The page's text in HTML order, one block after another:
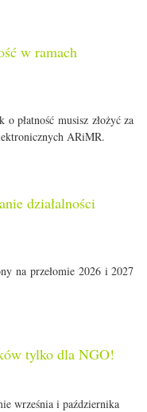
w ramach
płatność musisz złożyć za
ARiMR.
działalności
na przełomie 2026 i 2027
tylko dla NGO!
września i października